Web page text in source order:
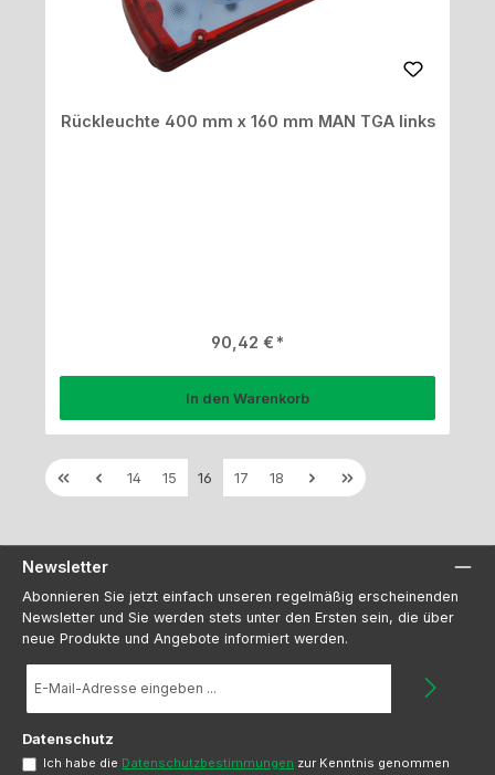
Rückleuchte 400 mm x 160 mm MAN TGA links
Regulärer Preis:
90,42 €
In den Warenkorb
Seite
14 Seite
15 Seite
16 Seite
17 Seite
18
Newsletter
Abonnieren Sie jetzt einfach unseren regelmäßig erscheinenden
Newsletter und Sie werden stets unter den Ersten sein, die über
neue Produkte und Angebote informiert werden.
Mail-
Datenschutz
Ich habe die Datenschutzbestimmungen zur Kenntnis genommen